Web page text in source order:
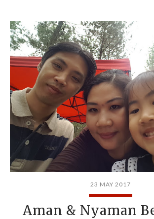
23 MAY 2017
Aman & Nyaman